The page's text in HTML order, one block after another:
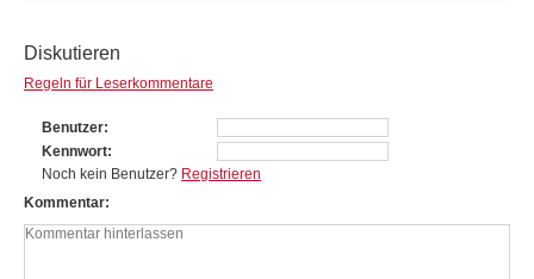
Diskutieren
Regeln für Leserkommentare
Benutzer
Kennwort
Noch kein Benutzer? Registrieren
Kommentar